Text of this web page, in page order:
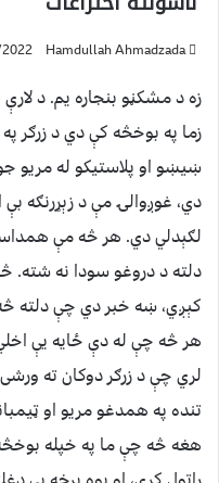
Hamdullah Ahmadzada
زه د مشکڼو بنجاره یم. د
زما په بوخڅه کې دي د زرګر
ښيښو او پلاستیکو له مریو
دي، غوږوالۍ مې د زېړرنګه
لګېدلي دي. هر څه مې
دلته د دروغو سودا نه شته.
کېږي، ښه خبر دي چې دلته
هر څه چې له دې ځایه یې
لري چې د زرګر دوکان ته
تنده په همدغو مریو او
هغه څه چې ما په خپله